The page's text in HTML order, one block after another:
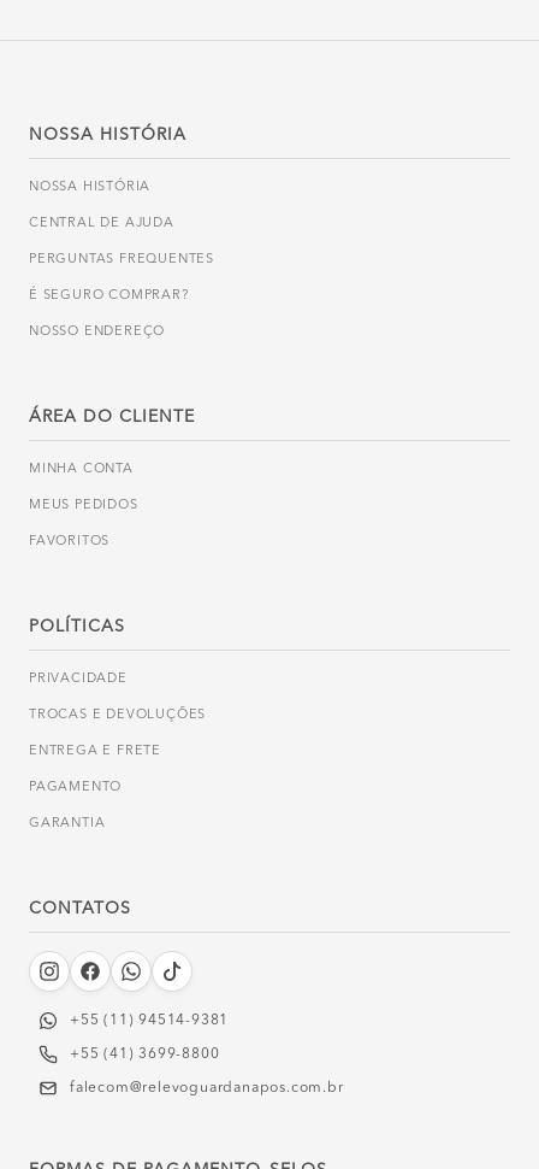
NOSSA HISTÓRIA
NOSSA HISTÓRIA
CENTRAL DE AJUDA
PERGUNTAS FREQUENTES
É SEGURO COMPRAR?
NOSSO ENDEREÇO
ÁREA DO CLIENTE
MINHA CONTA
MEUS PEDIDOS
FAVORITOS
POLÍTICAS
PRIVACIDADE
TROCAS E DEVOLUÇÕES
ENTREGA E FRETE
PAGAMENTO
GARANTIA
CONTATOS
+55 (11) 94514-9381‬
+55 (41) 3699-8800
falecom@relevoguardanapos.com.br